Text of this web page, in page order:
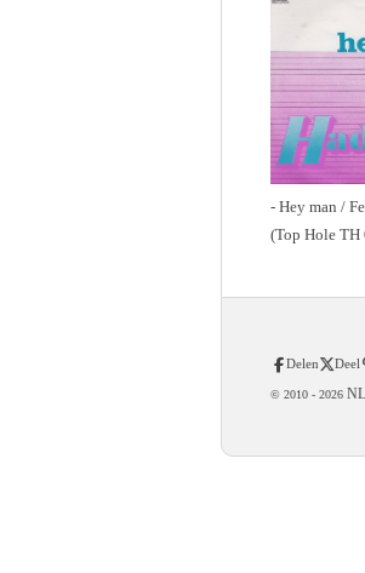
- Hey man /
(Top Hole TH
Delen Deel
© 2010 - 2026